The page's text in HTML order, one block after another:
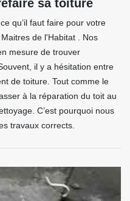
sa toiture
qu’il faut faire pour votre
de l'Habitat . Nos
mesure de trouver
il y a hésitation entre
de toiture. Tout comme le
à la réparation du toit au
C’est pourquoi nous
travaux corrects.